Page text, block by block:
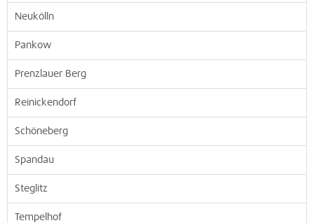
Neukölln
Pankow
Prenzlauer Berg
Reinickendorf
Schöneberg
Spandau
Steglitz
Tempelhof